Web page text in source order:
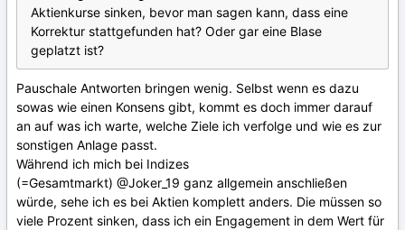
Aktienkurse sinken, bevor man sagen kann, dass eine
Korrektur stattgefunden hat? Oder gar eine Blase
geplatzt ist?
Pauschale Antworten bringen wenig. Selbst wenn es dazu
sowas wie einen Konsens gibt, kommt es doch immer darauf
an auf was ich warte, welche Ziele ich verfolge und wie es zur
sonstigen Anlage passt.
Während ich mich bei Indizes
(=Gesamtmarkt) @Joker_19 ganz allgemein anschließen
würde, sehe ich es bei Aktien komplett anders. Die müssen so
viele Prozent sinken, dass ich ein Engagement in dem Wert für